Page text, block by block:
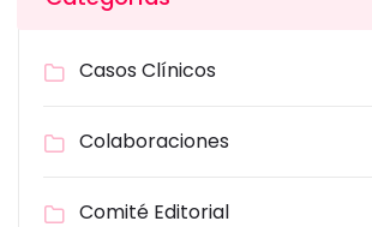
Casos Clínicos
Colaboraciones
Comité Editorial